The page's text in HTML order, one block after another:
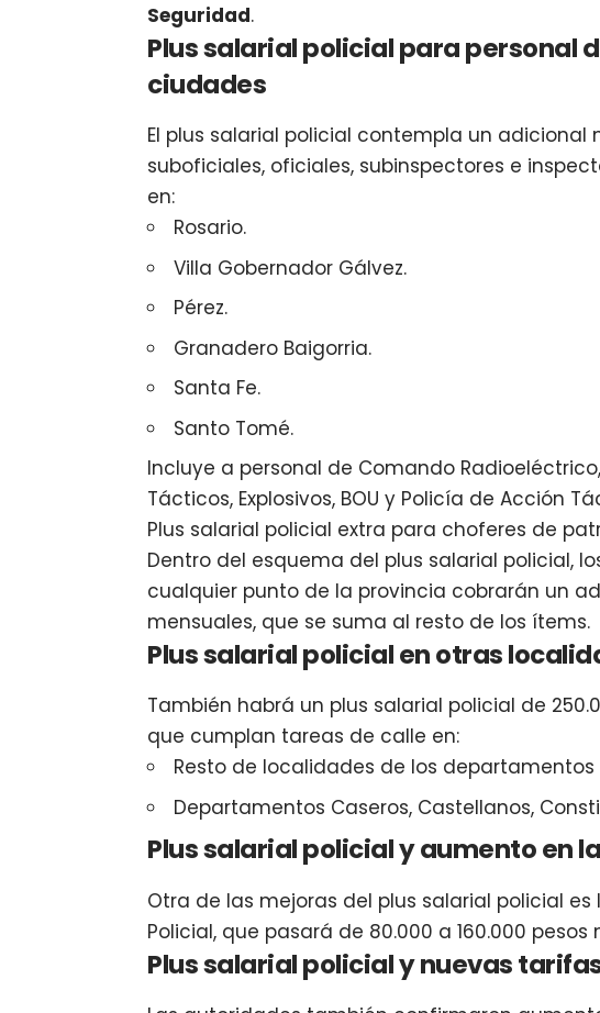
Seguridad.
Plus salarial policial para personal
ciudades
El plus salarial policial contempla un adicional
suboficiales, oficiales, subinspectores e
en:
Rosario.
Villa Gobernador Gálvez.
Pérez.
Granadero Baigorria.
Santa Fe.
Santo Tomé.
Incluye a personal de Comando
Tácticos, Explosivos, BOU y Policía de Acción
Plus salarial policial extra para choferes de
Dentro del esquema del plus salarial policial,
cualquier punto de la provincia cobrarán un
mensuales, que se suma al resto de los ítems.
Plus salarial policial en otras
También habrá un plus salarial policial de
que cumplan tareas de calle en:
Resto de localidades de los departamentos
Departamentos Caseros, Castellanos,
Plus salarial policial y aumento en
Otra de las mejoras del plus salarial policial
Policial, que pasará de 80.000 a 160.000
Plus salarial policial y nuevas